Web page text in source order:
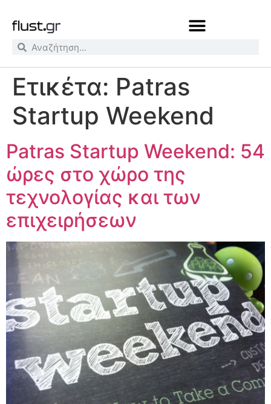
Ετικέτα: Patras
Startup Weekend
Patras Startup Weekend: 54
ώρες στο χώρο της
τεχνολογίας και των
επιχειρήσεων